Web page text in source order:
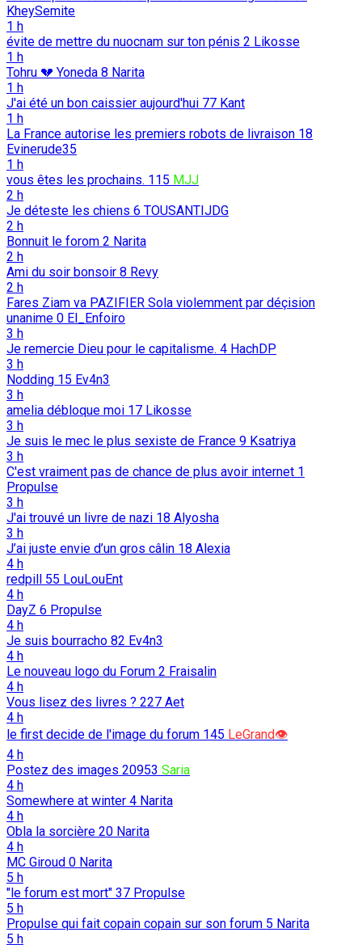
KheySemite
1 h
évite de mettre du nuocnam sur ton pénis 2 Likosse
1 h
Tohru 💔 Yoneda 8 Narita
1 h
J'ai été un bon caissier aujourd'hui 77 Kant
1 h
La France autorise les premiers robots de livraison 18
Evinerude35
1 h
vous êtes les prochains. 115 MJJ
2 h
Je déteste les chiens 6 TOUSANTIJDG
2 h
Bonnuit le forom 2 Narita
2 h
Ami du soir bonsoir 8 Revy
2 h
Fares Ziam va PAZIFIER Sola violemment par déçision
unanime 0 El_Enfoiro
3 h
Je remercie Dieu pour le capitalisme. 4 HachDP
3 h
Nodding 15 Ev4n3
3 h
amelia débloque moi 17 Likosse
3 h
Je suis le mec le plus sexiste de France 9 Ksatriya
3 h
C'est vraiment pas de chance de plus avoir internet 1
Propulse
3 h
J'ai trouvé un livre de nazi 18 Alyosha
3 h
J’ai juste envie d’un gros câlin 18 Alexia
4 h
redpill 55 LouLouEnt
4 h
DayZ 6 Propulse
4 h
Je suis bourracho 82 Ev4n3
4 h
Le nouveau logo du Forum 2 Fraisalin
4 h
Vous lisez des livres ? 227 Aet
4 h
le first decide de l'image du forum 145 LeGrand👁️
4 h
Postez des images 20953 Saria
4 h
Somewhere at winter 4 Narita
4 h
Obla la sorcière 20 Narita
4 h
MC Giroud 0 Narita
5 h
"le forum est mort" 37 Propulse
5 h
Propulse qui fait copain copain sur son forum 5 Narita
5 h